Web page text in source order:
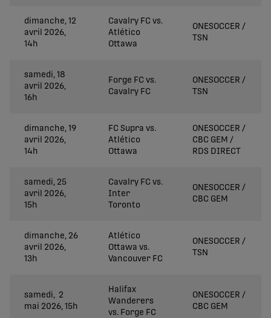
dimanche, 12
avril 2026,
14h
Cavalry FC vs.
Atlético
Ottawa
ONESOCCER /
TSN
samedi, 18
avril 2026,
16h
Forge FC vs.
Cavalry FC
ONESOCCER /
TSN
dimanche, 19
avril 2026,
14h
FC Supra vs.
Atlético
Ottawa
ONESOCCER /
CBC GEM /
RDS DIRECT
samedi, 25
avril 2026,
15h
Cavalry FC vs.
Inter
Toronto
ONESOCCER /
CBC GEM
dimanche, 26
avril 2026,
13h
Atlético
Ottawa vs.
Vancouver FC
ONESOCCER /
TSN
samedi, 2
mai 2026, 15h
Halifax
Wanderers
vs. Forge FC
ONESOCCER /
CBC GEM